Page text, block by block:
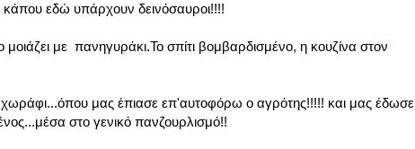
κάπου εδώ υπάρχουν δεινόσαυροι!!!!
με πανηγυράκι.Το σπίτι βομβαρδισμένο, η κουζίνα στον
μας έπιασε επ'αυτοφόρω ο αγρότης!!!!! και μας έδωσε
στο γενικό πανζουρλισμό!!